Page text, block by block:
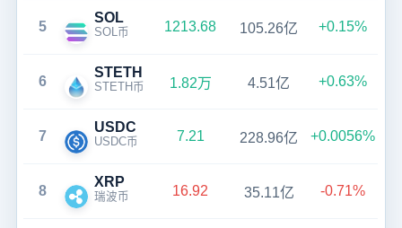
5
SOL
SOL币 1213.68 105.26亿 +0.15%
6
STETH
STETH币 1.82万 4.51亿 +0.63%
7
USDC
USDC币 7.21 228.96亿 +0.0056%
8
XRP
瑞波币 16.92 35.11亿 -0.71%